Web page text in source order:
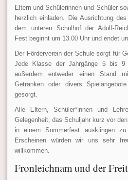
Eltern und Schülerinnen und Schüler
herzlich einladen. Die Ausrichtung
dem unteren Schulhof der Adolf-
Fest beginnt um 13.00 Uhr und endet
Der Förderverein der Schule sorgt für
Jede Klasse der Jahrgänge 5 bis 9
außerdem entweder einen Stand
Getränken oder divers
gesorgt.
Alle Eltern, Schüler*innen und
Gelegenheit, das Schuljahr kurz vor
in einem Sommerfest ausklingen
Erscheinen würden wir uns sehr
willkommen.
Fronleichnam und der